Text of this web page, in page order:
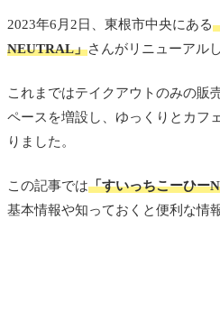
2023年6月2日、東根市中央にある
NEUTRAL」さんがリニューアル
これまではテイクアウトのみの販
ペースを増設し、ゆっくりとカフ
りました。
この記事では「すいっちこーひー
基本情報や知っておくと便利な情